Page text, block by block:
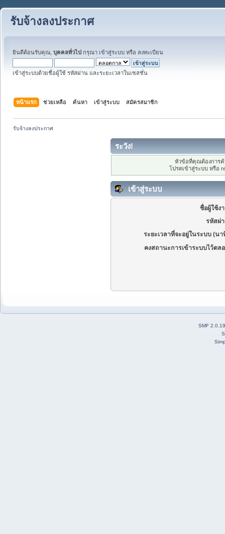
รับจ้างลงประกาศ
ยินดีต้อนรับคุณ, บุคคลทั่วไป กรุณา เข้าสู่ระบบ หรือ ลงทะเบียน
เข้าสู่ระบบด้วยชื่อผู้ใช้ รหัสผ่าน และระยะเวลาในเซสชั่น
หน้าแรก ช่วยเหลือ ค้นหา เข้าสู่ระบบ สมัครสมาชิก
รับจ้างลงประกาศ
ระวัง!
หัวข้อที่คุณต้องการ
โปรดเข้าสู่ระบบ หรือ
เข้าสู่ระบบ
ชื่อผู้ใช้ง
รหัสผ่
ระยะเวลาที่จะอยู่ในระบบ (นา
คงสถานะการเข้าระบบไว้ตล
SMF 2.0.19